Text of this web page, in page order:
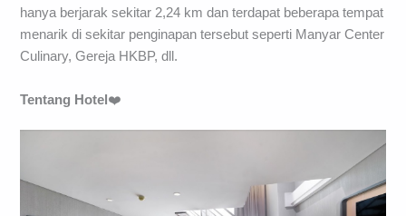
hanya berjarak sekitar 2,24 km dan terdapat beberapa tempat
menarik di sekitar penginapan tersebut seperti Manyar Center
Culinary, Gereja HKBP, dll.
Tentang Hotel❤️